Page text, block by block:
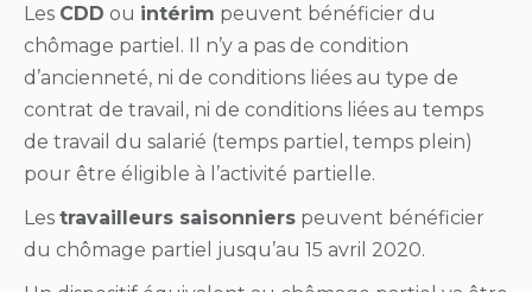
Les CDD ou intérim peuvent bénéficier du
chômage partiel. Il n’y a pas de condition
d’ancienneté, ni de conditions liées au type de
contrat de travail, ni de conditions liées au temps
de travail du salarié (temps partiel, temps plein)
pour être éligible à l’activité partielle.
Les travailleurs saisonniers peuvent bénéficier
du chômage partiel jusqu’au 15 avril 2020.